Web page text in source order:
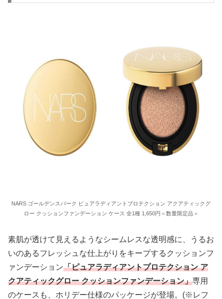
NARS ゴールデンスパーク ピュアラディアントプロテクション アクアティックグ
ロー クッションファンデーション ケース 全1種 1,650円＜数量限定品＞
素肌が透けて見えるようなシームレスな透明感に、うるお
いのあるフレッシュな仕上がりをキープするクッションフ
ァンデーション「ピュアラディアントプロテクション ア
クアティックグロー クッションファンデーション」専用
のケースも、ホリデー仕様のパッケージが登場。(※レフ